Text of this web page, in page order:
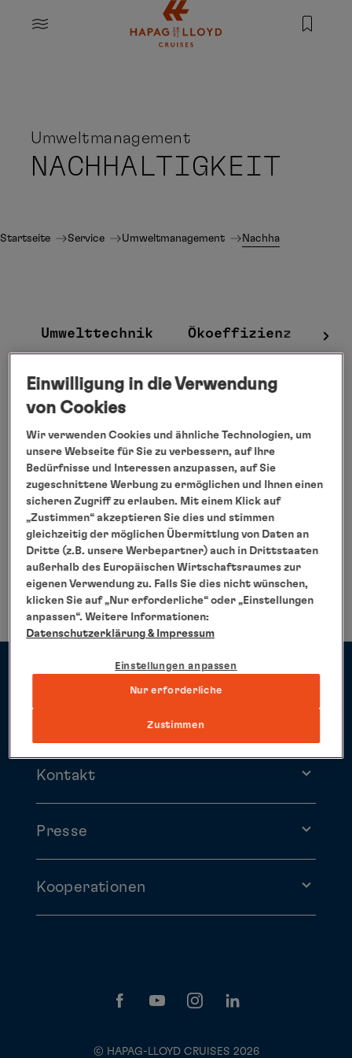
Springe zum Hauptinhalt
MENU
Umweltmanagement
NACHHALTIGKEIT
Startseite Service Umweltmanagement Nachhaltigkeit
Umwelttechnik Ökoeffizienz
Hapag-Lloyd Cruises
Kontakt
Presse
Kooperationen
© HAPAG-LLOYD CRUISES 2026
Einwilligung in die Verwendung
von Cookies
Wir verwenden Cookies und ähnliche Technologien, um
unsere Webseite für Sie zu verbessern, auf Ihre
Bedürfnisse und Interessen anzupassen, auf Sie
zugeschnittene Werbung zu ermöglichen und Ihnen einen
sicheren Zugriff zu erlauben. Mit einem Klick auf
„Zustimmen“ akzeptieren Sie dies und stimmen
gleichzeitig der möglichen Übermittlung von Daten an
Dritte (z.B. unsere Werbepartner) auch in Drittstaaten
außerhalb des Europäischen Wirtschaftsraumes zur
eigenen Verwendung zu. Falls Sie dies nicht wünschen,
klicken Sie auf „Nur erforderliche“ oder „Einstellungen
anpassen“. Weitere Informationen:
Datenschutzerklärung & Impressum
Einstellungen anpassen
Nur erforderliche
Zustimmen